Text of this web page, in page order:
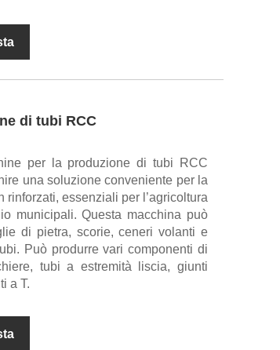
di tubi RCC
per la produzione di tubi RCC
una soluzione conveniente per la
essenziali per l’agricoltura
municipali. Questa macchina può
di pietra, scorie, ceneri volanti e
Può produrre vari componenti di
tubi a estremità liscia, giunti
a T.